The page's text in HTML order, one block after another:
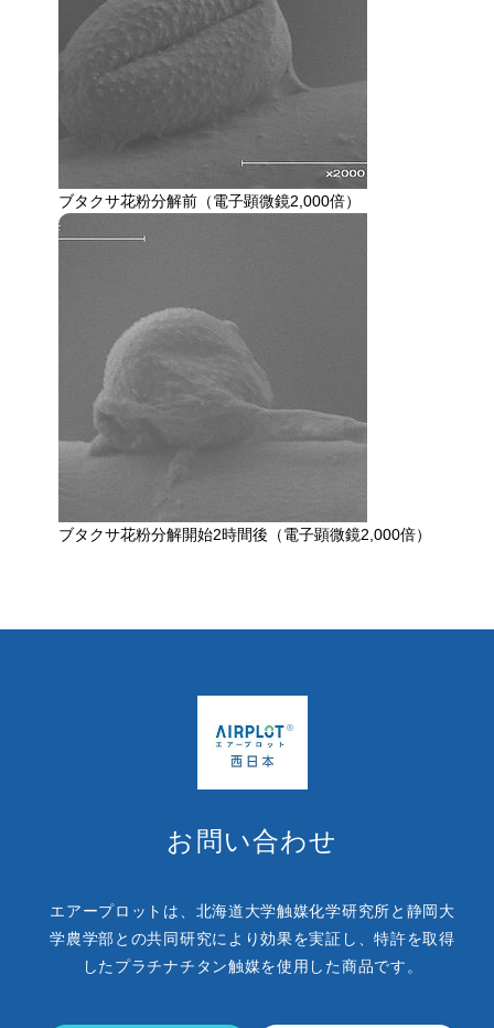
ブタクサ花粉分解前（電子顕微鏡2,000倍）
ブタクサ花粉分解開始2時間後（電子顕微鏡2,000倍）
お問い合わせ
エアープロットは、北海道大学触媒化学研究所と静岡大
学農学部との共同研究により効果を実証し、特許を取得
したプラチナチタン触媒を使用した商品です。